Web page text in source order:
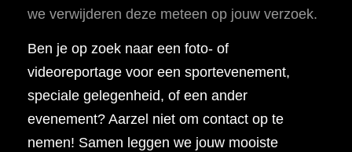
we verwijderen deze meteen op jouw verzoek.
Ben je op zoek naar een foto- of
videoreportage voor een sportevenement,
speciale gelegenheid, of een ander
evenement? Aarzel niet om contact op te
nemen! Samen leggen we jouw mooiste